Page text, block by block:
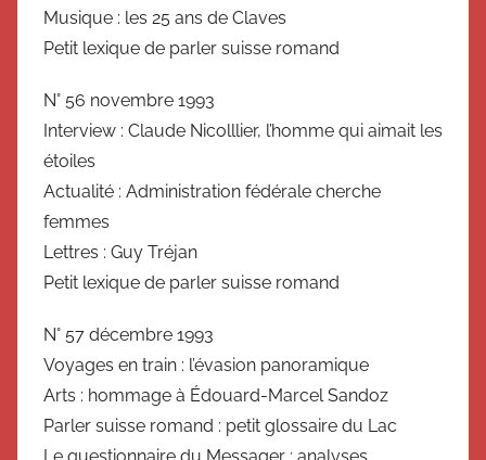
Musique : les 25 ans de Claves
Petit lexique de parler suisse romand
N° 56 novembre 1993
Interview : Claude Nicolllier, l’homme qui aimait les
étoiles
Actualité : Administration fédérale cherche
femmes
Lettres : Guy Tréjan
Petit lexique de parler suisse romand
N° 57 décembre 1993
Voyages en train : l’évasion panoramique
Arts : hommage à Édouard-Marcel Sandoz
Parler suisse romand : petit glossaire du Lac